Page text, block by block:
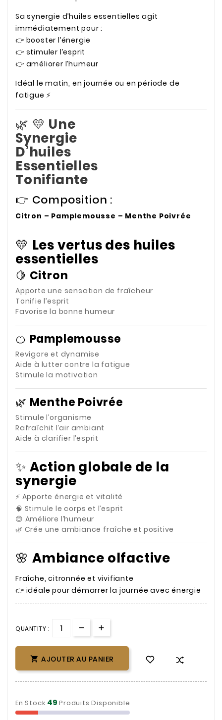
Sa synergie d’huiles essentielles agit
immédiatement pour :
👉 booster l’énergie
👉 stimuler l’esprit
👉 améliorer l’humeur
Idéal le matin, en journée ou en période de
fatigue ⚡
🌿 💛 Une
Synergie
D’huiles
Essentielles
Tonifiante
👉 Composition :
Citron – Pamplemousse – Menthe Poivrée
💛 Les vertus des huiles
essentielles
🍋 Citron
Apporte une sensation de fraîcheur
Tonifie l’esprit
Favorise la bonne humeur
🍊 Pamplemousse
Revigore et dynamise
Aide à lutter contre la fatigue
Stimule la motivation
🌿 Menthe Poivrée
Stimule l’organisme
Rafraîchit l’air ambiant
Aide à clarifier l’esprit
✨ Action globale de la
synergie
⚡ Apporte énergie et vitalité
🧠 Stimule le corps et l’esprit
😊 Améliore l’humeur
🌿 Crée une ambiance fraîche et positive
🌸 Ambiance olfactive
Fraîche, citronnée et vivifiante
👉 idéale pour démarrer la journée avec énergie
QUANTITY :
 AJOUTER AU PANIER
En Stock 49Produits Disponible